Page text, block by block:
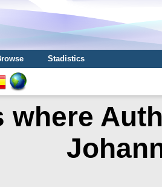
Stadistics
where